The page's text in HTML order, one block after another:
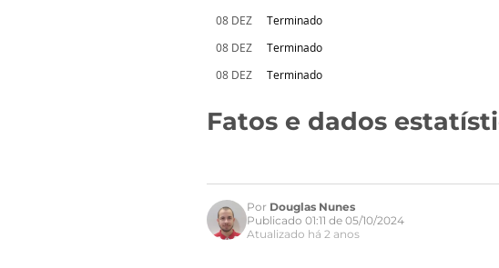
08 DEZ Terminado
08 DEZ Terminado
08 DEZ Terminado
Fatos e dados
Por Douglas Nunes
Publicado 01:11 de 05/10/2024
Atualizado há 2 anos